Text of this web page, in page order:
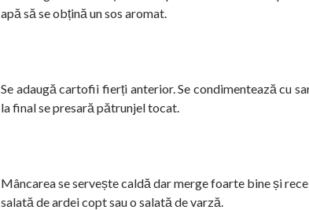
apă să se obțină un sos aromat.
Se adaugă cartofii fierți anterior. Se condimentează cu
la final se presară pătrunjel tocat.
Mâncarea se servește caldă dar merge foarte bine și
salată de ardei copt sau o salată de varză.